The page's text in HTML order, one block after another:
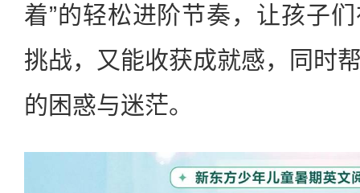
着”的轻松进阶节奏，让孩子
挑战，又能收获成就感，同时
的困惑与迷茫。